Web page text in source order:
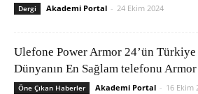
Dergi Akademi Portal - 24 Ekim 2024
Ulefone Power Armor 24’ün Türkiye
Dünyanın En Sağlam telefonu Armor
Öne Çıkan Haberler Akademi Portal - 16 Ekim